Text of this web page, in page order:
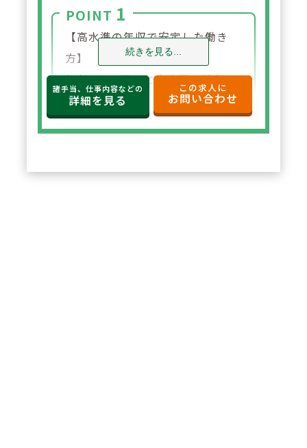
POINT 1
【高水準の年収で安定した働き
方】
年収650万円～と高水準の給与設
定。年俸制で収入の見通しも立て
やすく、選択した都道府県内で安
続きを見る...
諸手当、仕事内容などの
詳細を見る
この求人に
お問い合わせ